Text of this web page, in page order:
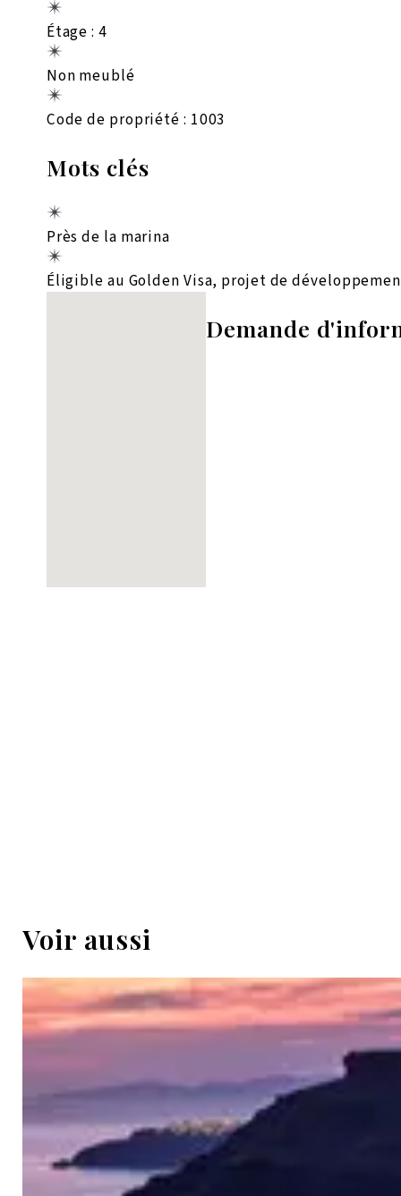
Étage : 4
Non meublé
Code de propriété : 1003
Mots clés
Près de la marina
Éligible au Golden Visa, projet de
Demande
Voir aussi